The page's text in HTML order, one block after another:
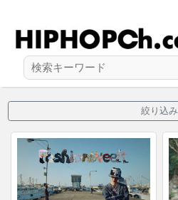
絞り込み